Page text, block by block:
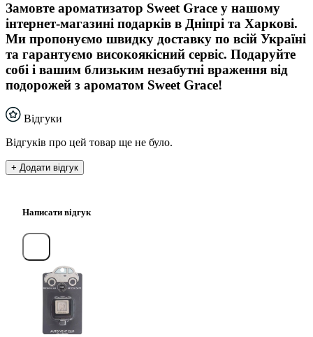
Замовте ароматизатор Sweet Grace у нашому
інтернет-магазині подарків в Дніпрі та Харкові.
Ми пропонуємо швидку доставку по всій Україні
та гарантуємо високоякісний сервіс. Подаруйте
собі і вашим близьким незабутні враження від
подорожей з ароматом Sweet Grace!
Відгуки
Відгуків про цей товар ще не було.
+ Додати відгук
Написати відгук